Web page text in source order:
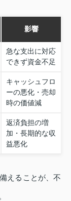
影響
急な支出に対応
できず資金不足
キャッシュフロ
ーの悪化・売却
時の価値減
返済負担の増
加・長期的な収
益悪化
えることが、不